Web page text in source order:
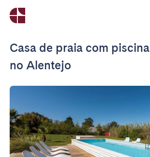
Casa de praia com piscina
no Alentejo